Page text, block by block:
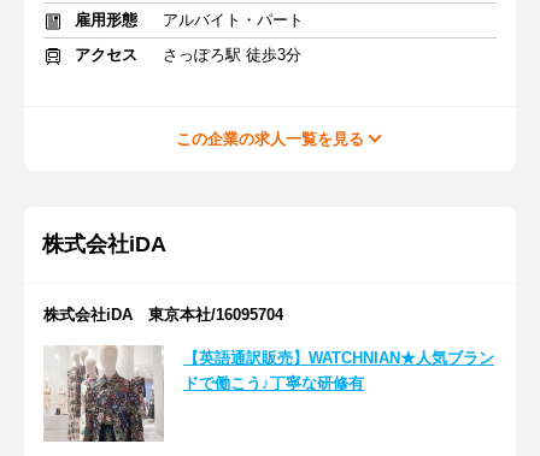
雇用形態
アルバイト・パート
アクセス
さっぽろ駅 徒歩3分
この企業の求人一覧を見る
株式会社iDA
株式会社iDA 東京本社/16095704
【英語通訳販売】WATCHNIAN★人気ブラン
ドで働こう♪丁寧な研修有